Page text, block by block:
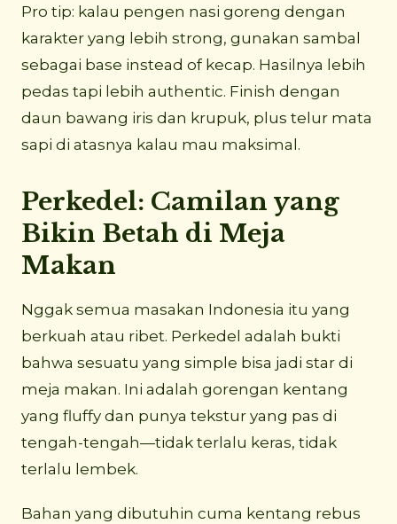
Pro tip: kalau pengen nasi goreng dengan
karakter yang lebih strong, gunakan sambal
sebagai base instead of kecap. Hasilnya lebih
pedas tapi lebih authentic. Finish dengan
daun bawang iris dan krupuk, plus telur mata
sapi di atasnya kalau mau maksimal.
Perkedel: Camilan yang
Bikin Betah di Meja
Makan
Nggak semua masakan Indonesia itu yang
berkuah atau ribet. Perkedel adalah bukti
bahwa sesuatu yang simple bisa jadi star di
meja makan. Ini adalah gorengan kentang
yang fluffy dan punya tekstur yang pas di
tengah-tengah—tidak terlalu keras, tidak
terlalu lembek.
Bahan yang dibutuhin cuma kentang rebus